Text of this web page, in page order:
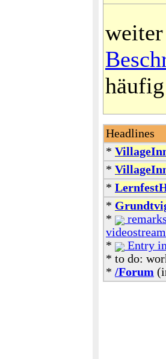
Headlines
*
*
*
*
*
*
Entry
* to do:
* /Forum